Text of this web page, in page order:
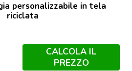
personalizzabile in tela
riciclata
CALCOLA IL
PREZZO